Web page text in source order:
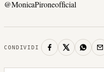
@MonicaPironeofficial
CONDIVIDI